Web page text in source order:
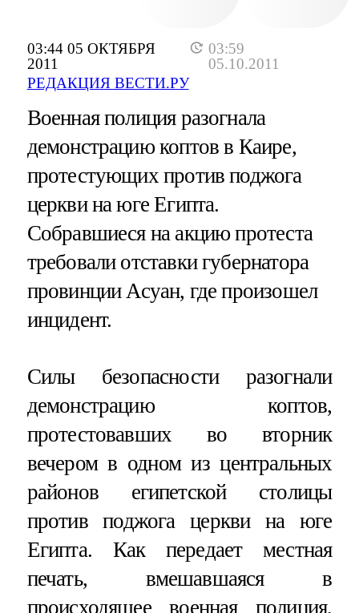
03:44 05 ОКТЯБРЯ
2011
03:59
05.10.2011
РЕДАКЦИЯ ВЕСТИ.РУ
Военная полиция разогнала
демонстрацию коптов в Каире,
протестующих против поджога
церкви на юге Египта.
Собравшиеся на акцию протеста
требовали отставки губернатора
провинции Асуан, где произошел
инцидент.
Силы безопасности разогнали
демонстрацию коптов,
протестовавших во вторник
вечером в одном из центральных
районов египетской столицы
против поджога церкви на юге
Египта. Как передает местная
печать, вмешавшаяся в
происходящее военная полиция,